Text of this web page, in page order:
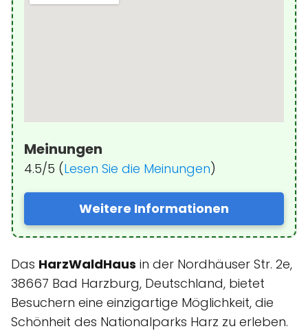
Meinungen
4.5/5 (Lesen Sie die Meinungen)
Weitere Informationen
Das HarzWaldHaus in der Nordhäuser Str. 2e,
38667 Bad Harzburg, Deutschland, bietet
Besuchern eine einzigartige Möglichkeit, die
Schönheit des Nationalparks Harz zu erleben.